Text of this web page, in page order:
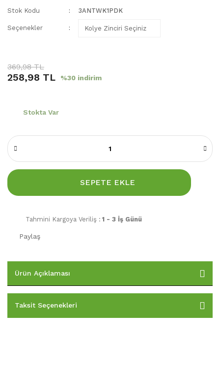
Stok Kodu 3ANTWK1PDK
Seçenekler
369,98 TL
258,98 TL %30 indirim
Stokta Var
SEPETE EKLE
Tahmini Kargoya Veriliş : 1 - 3 İş Günü
Paylaş
Ürün Açıklaması
Taksit Seçenekleri